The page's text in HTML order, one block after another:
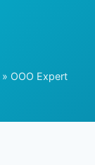
» ООО Expert